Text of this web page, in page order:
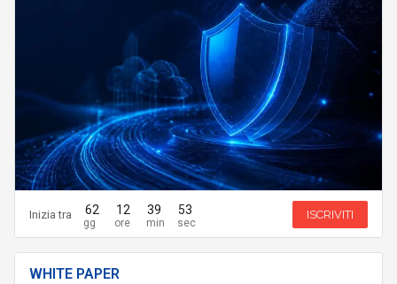
Inizia tra 62 12 39 52 ISCRIVITI
WHITE PAPER